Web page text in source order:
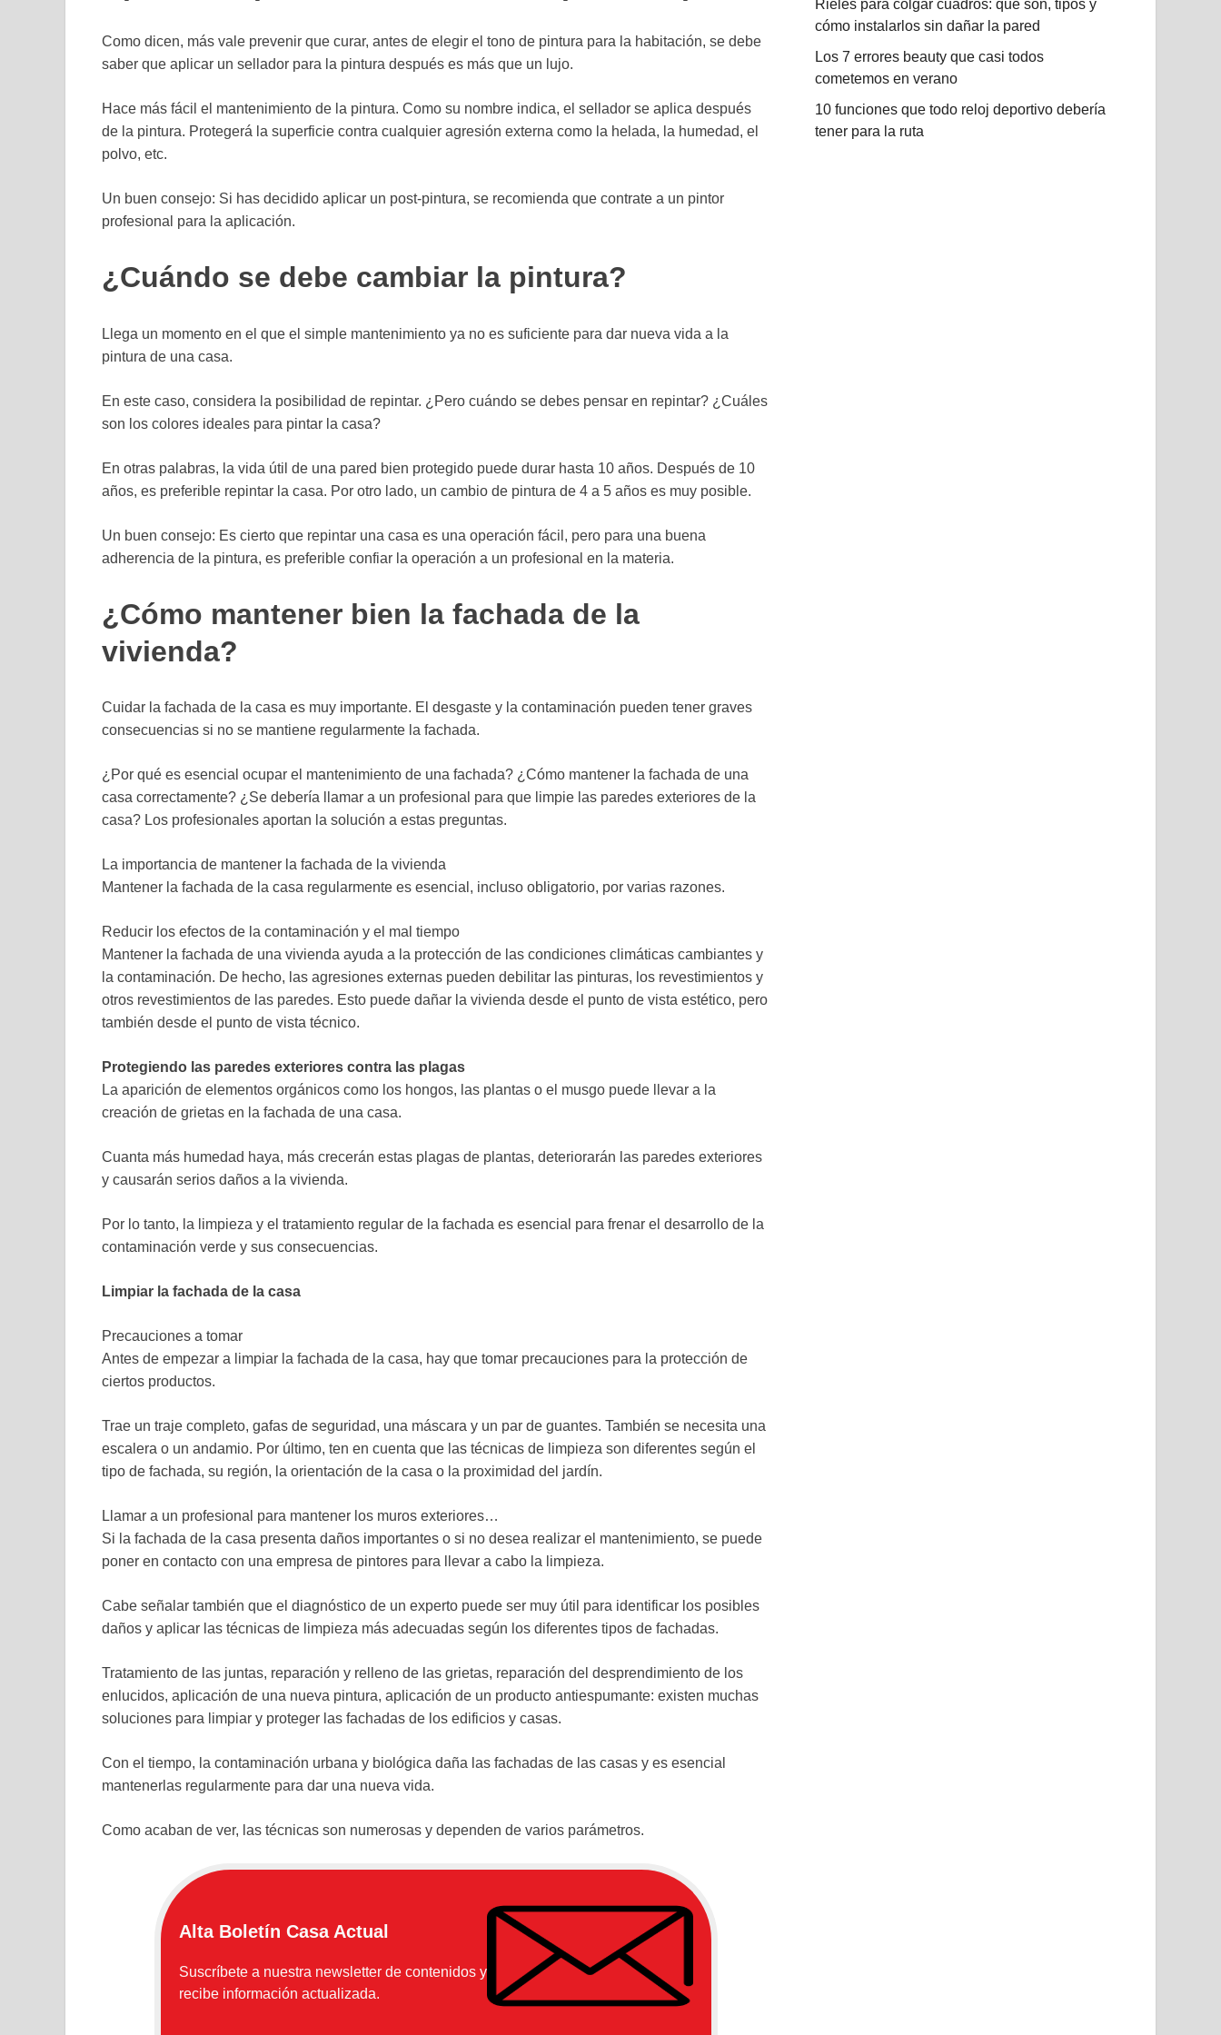
Como dicen, más vale prevenir que curar, antes de elegir el tono de pintura para la habitación, se debe
saber que aplicar un sellador para la pintura después es más que un lujo.
Hace más fácil el mantenimiento de la pintura. Como su nombre indica, el sellador se aplica después
de la pintura. Protegerá la superficie contra cualquier agresión externa como la helada, la humedad, el
polvo, etc.
Un buen consejo: Si has decidido aplicar un post-pintura, se recomienda que contrate a un pintor
profesional para la aplicación.
¿Cuándo se debe cambiar la pintura?
Llega un momento en el que el simple mantenimiento ya no es suficiente para dar nueva vida a la
pintura de una casa.
En este caso, considera la posibilidad de repintar. ¿Pero cuándo se debes pensar en repintar? ¿Cuáles
son los colores ideales para pintar la casa?
En otras palabras, la vida útil de una pared bien protegido puede durar hasta 10 años. Después de 10
años, es preferible repintar la casa. Por otro lado, un cambio de pintura de 4 a 5 años es muy posible.
Un buen consejo: Es cierto que repintar una casa es una operación fácil, pero para una buena
adherencia de la pintura, es preferible confiar la operación a un profesional en la materia.
¿Cómo mantener bien la fachada de la
vivienda?
Cuidar la fachada de la casa es muy importante. El desgaste y la contaminación pueden tener graves
consecuencias si no se mantiene regularmente la fachada.
¿Por qué es esencial ocupar el mantenimiento de una fachada? ¿Cómo mantener la fachada de una
casa correctamente? ¿Se debería llamar a un profesional para que limpie las paredes exteriores de la
casa? Los profesionales aportan la solución a estas preguntas.
La importancia de mantener la fachada de la vivienda
Mantener la fachada de la casa regularmente es esencial, incluso obligatorio, por varias razones.
Reducir los efectos de la contaminación y el mal tiempo
Mantener la fachada de una vivienda ayuda a la protección de las condiciones climáticas cambiantes y
la contaminación. De hecho, las agresiones externas pueden debilitar las pinturas, los revestimientos y
otros revestimientos de las paredes. Esto puede dañar la vivienda desde el punto de vista estético, pero
también desde el punto de vista técnico.
Protegiendo las paredes exteriores contra las plagas
La aparición de elementos orgánicos como los hongos, las plantas o el musgo puede llevar a la
creación de grietas en la fachada de una casa.
Cuanta más humedad haya, más crecerán estas plagas de plantas, deteriorarán las paredes exteriores
y causarán serios daños a la vivienda.
Por lo tanto, la limpieza y el tratamiento regular de la fachada es esencial para frenar el desarrollo de la
contaminación verde y sus consecuencias.
Limpiar la fachada de la casa
Precauciones a tomar
Antes de empezar a limpiar la fachada de la casa, hay que tomar precauciones para la protección de
ciertos productos.
Trae un traje completo, gafas de seguridad, una máscara y un par de guantes. También se necesita una
escalera o un andamio. Por último, ten en cuenta que las técnicas de limpieza son diferentes según el
tipo de fachada, su región, la orientación de la casa o la proximidad del jardín.
Llamar a un profesional para mantener los muros exteriores…
Si la fachada de la casa presenta daños importantes o si no desea realizar el mantenimiento, se puede
poner en contacto con una empresa de pintores para llevar a cabo la limpieza.
Cabe señalar también que el diagnóstico de un experto puede ser muy útil para identificar los posibles
daños y aplicar las técnicas de limpieza más adecuadas según los diferentes tipos de fachadas.
Tratamiento de las juntas, reparación y relleno de las grietas, reparación del desprendimiento de los
enlucidos, aplicación de una nueva pintura, aplicación de un producto antiespumante: existen muchas
soluciones para limpiar y proteger las fachadas de los edificios y casas.
Con el tiempo, la contaminación urbana y biológica daña las fachadas de las casas y es esencial
mantenerlas regularmente para dar una nueva vida.
Como acaban de ver, las técnicas son numerosas y dependen de varios parámetros.
Alta Boletín Casa Actual
Suscríbete a nuestra newsletter de contenidos y
recibe información actualizada.
Rieles para colgar cuadros: qué son, tipos y
cómo instalarlos sin dañar la pared
Los 7 errores beauty que casi todos
cometemos en verano
10 funciones que todo reloj deportivo debería
tener para la ruta